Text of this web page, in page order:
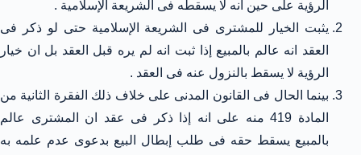
الرؤية على حين انه لا يسقطه فى الشريعة الإسلامية .
يثبت الخيار للمشترى فى الشريعة الإسلامية حتى لو ذكر فى
العقد انه عالم بالمبيع إذا ثبت انه لم يره قبل العقد بل ان خيار
الرؤية لا يسقط بالنزول عنه فى العقد .
بينما الحال فى القانون المدنى على خلاف ذلك الفقرة الثانية من
المادة 419 منه على انه إذا ذكر فى عقد ان المشترى عالم
بالمبيع يسقط حقه فى طلب إبطال البيع بدعوى عدم علمه به